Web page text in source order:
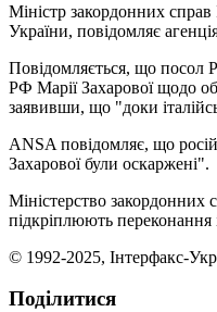
Міністр закордонних
України, повідомляє
Повідомляється, що посол
РФ Марії Захарової щодо
заявивши, що "доки
ANSA повідомляє, що
Захарової були оскаржені".
Міністерство закордонних
підкріплюють переконання
© 1992-2025, Інтерфакс-
Поділитися